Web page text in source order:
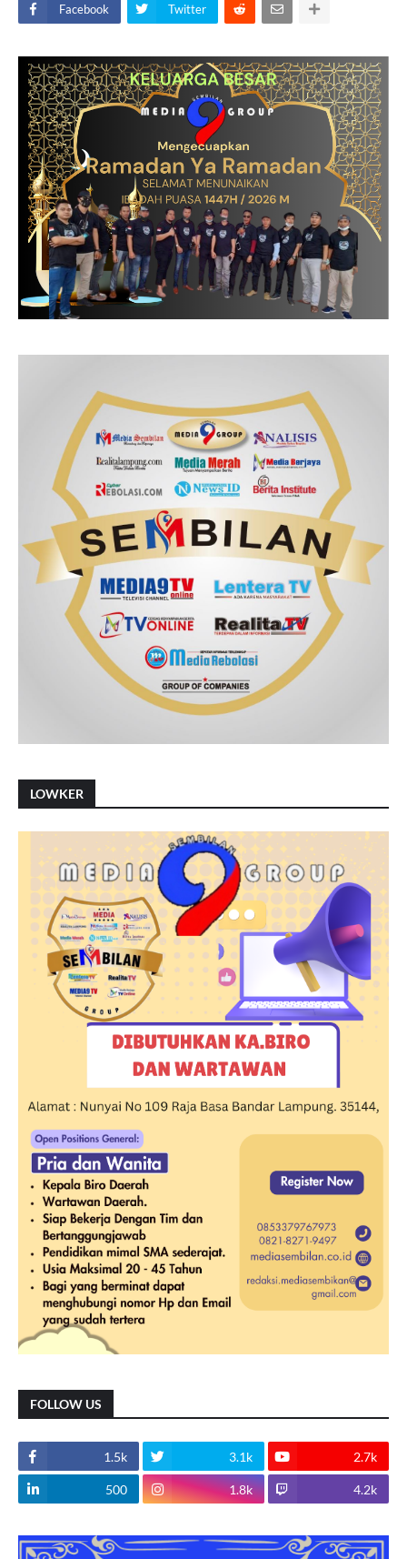
Facebook Twitter
LOWKER
FOLLOW US
1.5k 3.1k 2.7k
500 1.8k 4.2k